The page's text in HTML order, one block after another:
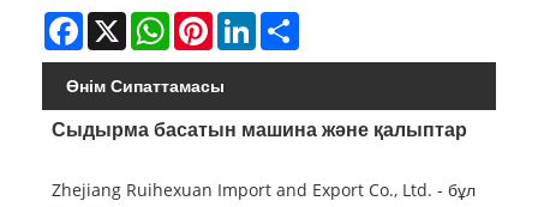
Facebook
X WhatsAppPinterestLinkedIn
Өнім Сипаттамасы
Сыдырма басатын машина және қалыптар
Zhejiang Ruihexuan Import and Export Co., Ltd. - бұл